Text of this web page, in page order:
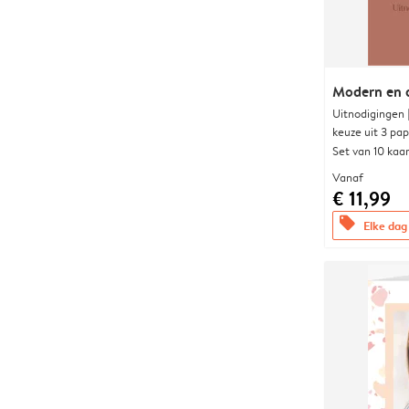
Modern en
keuze uit 3
Set van 10
Vanaf
€ 11,99
offers Elke